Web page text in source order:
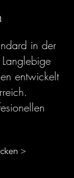
in der
entwickelt
>